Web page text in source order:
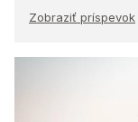
Zobraziť príspevok